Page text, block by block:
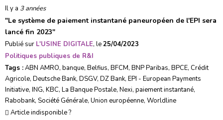
Il y a 3 années
"Le système de paiement instantané paneuropéen de l'EPI sera
lancé fin 2023"
Publié sur L'USINE DIGITALE, le25/04/2023
Politiques publiques de R&I
Tags :ABN AMRO, banque, Belfius, BFCM, BNP Paribas, BPCE, Crédit
Agricole, Deutsche Bank, DSGV, DZ Bank, EPI - European Payments
Initiative, ING, KBC, La Banque Postale, Nexi, paiement instantané,
Rabobank, Société Générale, Union européenne, Worldline
Article indisponible ?